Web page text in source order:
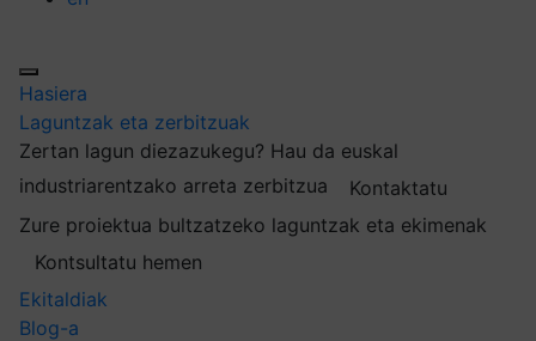
Hasiera
Laguntzak eta zerbitzuak
Zertan lagun diezazukegu? Hau da euskal
industriarentzako arreta zerbitzua
Kontaktatu
Zure proiektua bultzatzeko laguntzak eta ekimenak
Kontsultatu hemen
Ekitaldiak
Blog-a